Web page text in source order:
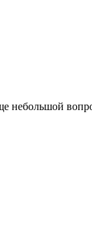
небольшой